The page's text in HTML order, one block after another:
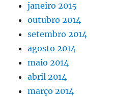
janeiro 2015
outubro 2014
setembro 2014
agosto 2014
maio 2014
abril 2014
março 2014